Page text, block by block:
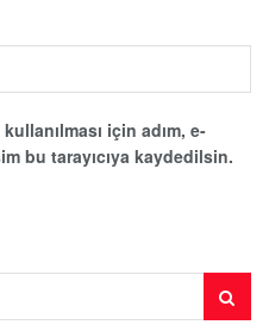
için adım, e-
bu tarayıcıya kaydedilsin.